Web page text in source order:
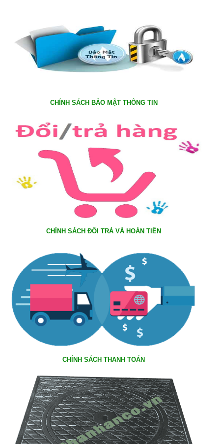
CHÍNH SÁCH BẢO MẬT THÔNG TIN
CHÍNH SÁCH ĐỔI TRẢ VÀ HOÀN TIỀN
CHÍNH SÁCH THANH TOÁN